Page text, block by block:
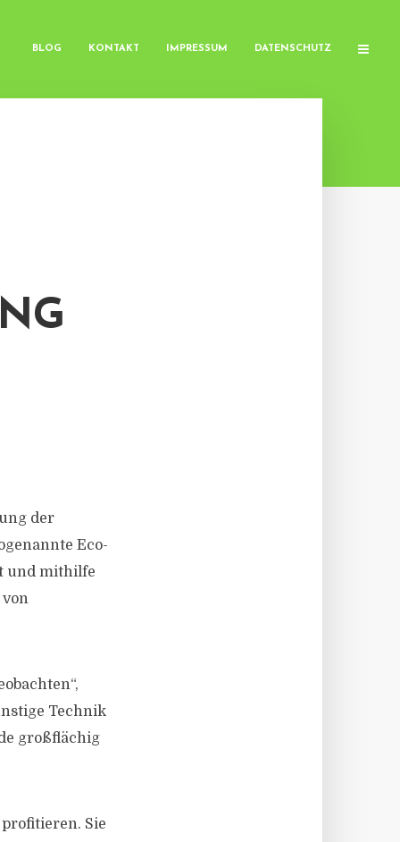
BLOG KONTAKT IMPRESSUM DATENSCHUTZ
der
Eco-
und mithilfe
von
Technik
großflächig
Sie